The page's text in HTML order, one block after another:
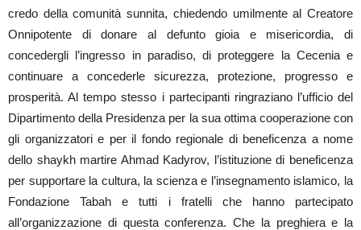
credo della comunità sunnita, chiedendo umilmente al Creatore
Onnipotente di donare al defunto gioia e misericordia, di
concedergli l’ingresso in paradiso, di proteggere la Cecenia e
continuare a concederle sicurezza, protezione, progresso e
prosperità. Al tempo stesso i partecipanti ringraziano l’ufficio del
Dipartimento della Presidenza per la sua ottima cooperazione con
gli organizzatori e per il fondo regionale di beneficenza a nome
dello shaykh martire Ahmad Kadyrov, l’istituzione di beneficenza
per supportare la cultura, la scienza e l’insegnamento islamico, la
Fondazione Tabah e tutti i fratelli che hanno partecipato
all’organizzazione di questa conferenza. Che la preghiera e la